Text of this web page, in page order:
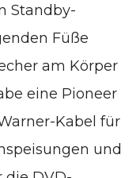
Standby-
Füße
am Körper
eine Pioneer
Kabel für
und